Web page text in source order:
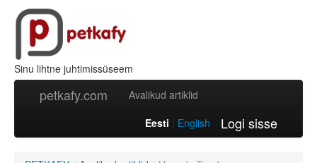
Sinu lihtne juhtimissüseem
petkafy.com Avalikud artiklid
Logi sisse
Eesti English